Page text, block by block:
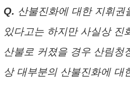
Q. 산불진화에 대한 지휘권
있다고는 하지만 사실상 진
산불로 커졌을 경우 산림청
상 대부분의 산불진화에 대